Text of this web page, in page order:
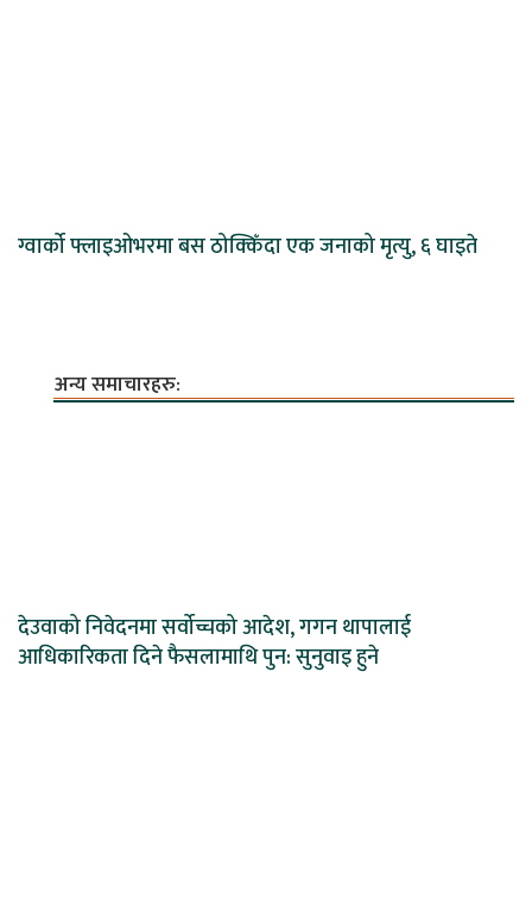
ग्वार्को फ्लाइओभरमा बस ठोक्किँदा एक जनाको मृत्यु, ६ घाइते
अन्य समाचारहरु:
देउवाको निवेदनमा सर्वोच्चको आदेश, गगन थापालाई
आधिकारिकता दिने फैसलामाथि पुन: सुनुवाइ हुने